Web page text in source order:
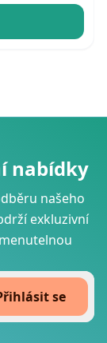
nabídky
našeho
exkluzivní
se